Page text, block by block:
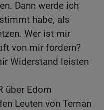
Dann werde ich
habe, als
Wer ist mir
von mir fordern?
Widerstand leisten
über Edom
Leuten von Teman